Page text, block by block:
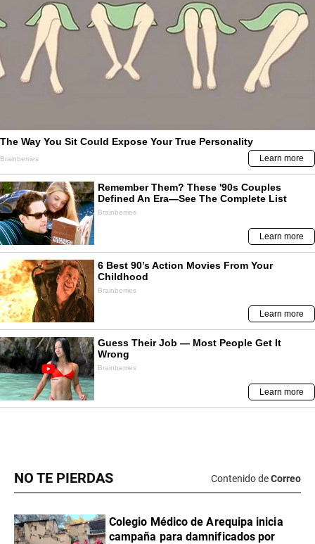
NO TE PIERDAS Contenido deCorreo
Colegio Médico de Arequipa inicia
campaña para damnificados por